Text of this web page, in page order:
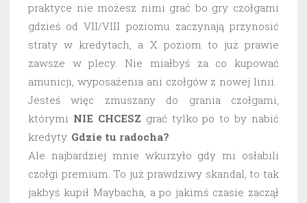
praktyce nie możesz nimi grać bo gry czołgami
gdzieś od VII/VIII poziomu zaczynają przynosić
straty w kredytach, a X poziom to już prawie
zawsze w plecy. Nie miałbyś za co kupować
amunicji, wyposażenia ani czołgów z nowej linii.
Jesteś więc zmuszany do grania czołgami,
którymi NIE CHCESZ grać tylko po to by nabić
kredyty. Gdzie tu radocha?
Ale najbardziej mnie wkurzyło gdy mi osłabili
czołgi premium. To już prawdziwy skandal, to tak
jakbyś kupił Maybacha, a po jakimś czasie zaczął